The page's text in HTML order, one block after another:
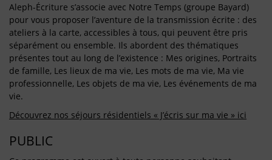
Aleph-Écriture s’associe avec Notre Temps (groupe Bayard)
pour vous proposer l’aventure de la transmission écrite : des
ateliers à la carte, accessibles à tous, qui peuvent être pris
séparément ou ensemble. Ils abordent des thématiques
présentes tout au long de l’existence : Mes origines, Portraits
de famille, Les lieux de ma vie, Les mots de ma vie, Ma vie
professionnelle, Les objets de ma vie, Les événements de ma
vie.
Découvrez nos séjours résidentiels « J’écris sur ma vie » ici
PUBLIC